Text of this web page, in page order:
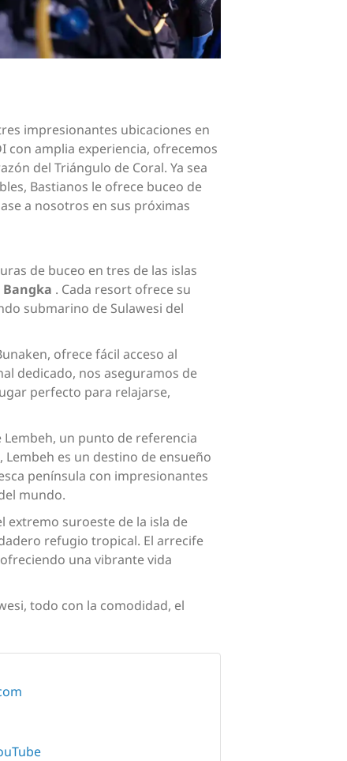
impresionantes ubicaciones en
con amplia experiencia, ofrecemos
del Triángulo de Coral. Ya sea
Bastianos le ofrece buceo de
a nosotros en sus próximas
de buceo en tres de las islas
Bangka . Cada resort ofrece su
submarino de Sulawesi del
ofrece fácil acceso al
dedicado, nos aseguramos de
perfecto para relajarse,
un punto de referencia
es un destino de ensueño
península con impresionantes
mundo.
extremo suroeste de la isla de
refugio tropical. El arrecife
una vibrante vida
todo con la comodidad, el